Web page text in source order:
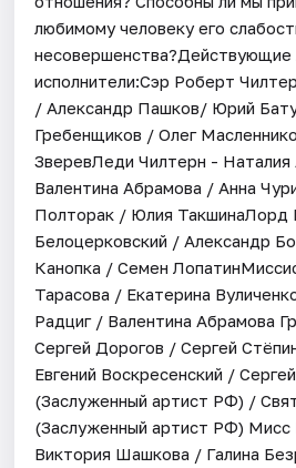
любимому человеку его
несовершенства?Действующие
исполнители:Сэр Роберт
/ Александр Пашков/ Юрий
Гребенщиков / Олег
ЗверевЛеди Чилтерн - Наталия
Валентина Абрамова / Анна
Полторак / Юлия ТакшинаЛорд
Белоцерковский / Александр
Канопка / Семен
Тарасова / Екатерина
Радциг / Валентина Абрамова
Сергей Дорогов / Сергей
Евгений Воскресенский /
(Заслуженный артист РФ) /
(Заслуженный артист РФ)
Виктория Шашкова / Галина